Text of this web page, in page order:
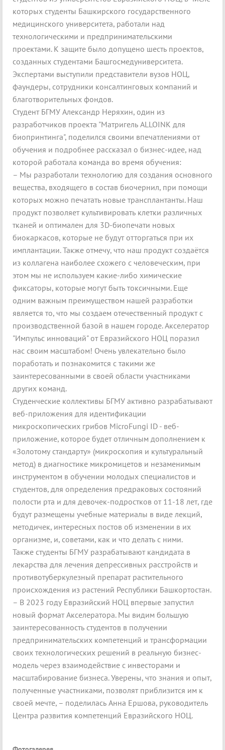
которых студенты Башкирского государственного
медицинского университета, работали над
технологическими и предпринимательскими
проектами. К защите было допущено шесть проектов,
созданных студентами Башгосмедуниверситета.
Экспертами выступили представители вузов НОЦ,
фаундеры, сотрудники консалтинговых компаний и
благотворительных фондов.
Студент БГМУ Александр Неряхин, один из
разработчиков проекта "Матригель ALLOINK для
биопринтинга", поделился своими впечатлениями от
обучения и подробнее рассказал о бизнес-идее, над
которой работала команда во время обучения:
– Мы разработали технологию для создания основного
вещества, входящего в состав биочернил, при помощи
которых можно печатать новые трансплантанты. Наш
продукт позволяет культивировать клетки различных
тканей и оптимален для 3D-биопечати новых
биокаркасов, которые не будут отторгаться при их
имплантации. Также отмечу, что наш продукт создаётся
из коллагена наиболее схожего с человеческим, при
этом мы не используем какие-либо химические
фиксаторы, которые могут быть токсичными. Еще
одним важным преимуществом нашей разработки
является то, что мы создаем отечественный продукт с
производственной базой в нашем городе. Акселератор
"Импульс инноваций" от Евразийского НОЦ поразил
нас своим масштабом! Очень увлекательно было
поработать и познакомится с такими же
заинтересованными в своей области участниками
других команд.
Студенческие коллективы БГМУ активно разрабатывают
веб-приложения для идентификации
микроскопических грибов MicroFungi ID - веб-
приложение, которое будет отличным дополнением к
«Золотому стандарту» (микроскопия и культуральный
метод) в диагностике микромицетов и незаменимым
инструментом в обучении молодых специалистов и
студентов, для определения предраковых состояний
полости рта и для девочек-подростков от 11-18 лет, где
будут размещены учебные материалы в виде лекций,
методичек, интересных постов об изменении в их
организме, и, советами, как и что делать с ними.
Также студенты БГМУ разрабатывают кандидата в
лекарства для лечения депрессивных расстройств и
противотуберкулезный препарат растительного
происхождения из растений Республики Башкортостан.
– В 2023 году Евразийский НОЦ впервые запустил
новый формат Акселератора. Мы видим большую
заинтересованность студентов в получении
предпринимательских компетенций и трансформации
своих технологических решений в реальную бизнес-
модель через взаимодействие с инвесторами и
масштабирование бизнеса. Уверены, что знания и опыт,
полученные участниками, позволят приблизится им к
своей мечте, – поделилась Анна Ершова, руководитель
Центра развития компетенций Евразийского НОЦ.